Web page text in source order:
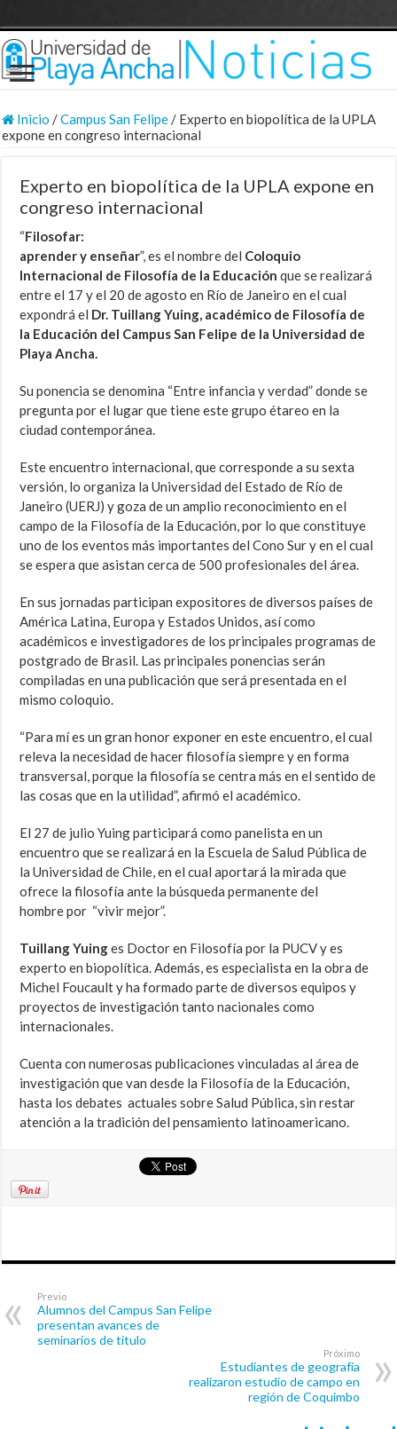
Inicio /Campus San Felipe/ Experto en biopolítica de la UPLA
expone en congreso internacional
Experto en biopolítica de la UPLA expone en
congreso internacional
“Filosofar:
aprender y enseñar”, es el nombre del Coloquio
Internacional de Filosofía de la Educación que se realizará
entre el 17 y el 20 de agosto en Río de Janeiro en el cual
expondrá el Dr. Tuillang Yuing, académico de Filosofía de
la Educación del Campus San Felipe de la Universidad de
Playa Ancha.
Su ponencia se denomina “Entre infancia y verdad” donde se
pregunta por el lugar que tiene este grupo étareo en la
ciudad contemporánea.
Este encuentro internacional, que corresponde a su sexta
versión, lo organiza la Universidad del Estado de Río de
Janeiro (UERJ) y goza de un amplio reconocimiento en el
campo de la Filosofía de la Educación, por lo que constituye
uno de los eventos más importantes del Cono Sur y en el cual
se espera que asistan cerca de 500 profesionales del área.
En sus jornadas participan expositores de diversos países de
América Latina, Europa y Estados Unidos, así como
académicos e investigadores de los principales programas de
postgrado de Brasil. Las principales ponencias serán
compiladas en una publicación que será presentada en el
mismo coloquio.
“Para mí es un gran honor exponer en este encuentro, el cual
releva la necesidad de hacer filosofía siempre y en forma
transversal, porque la filosofía se centra más en el sentido de
las cosas que en la utilidad”, afirmó el académico.
El 27 de julio Yuing participará como panelista en un
encuentro que se realizará en la Escuela de Salud Pública de
la Universidad de Chile, en el cual aportará la mirada que
ofrece la filosofía ante la búsqueda permanente del
hombre por “vivir mejor”.
Tuillang Yuinges Doctor en Filosofía por la PUCV y es
experto en biopolítica. Además, es especialista en la obra de
Michel Foucault y ha formado parte de diversos equipos y
proyectos de investigación tanto nacionales como
internacionales.
Cuenta con numerosas publicaciones vinculadas al área de
investigación que van desde la Filosofía de la Educación,
hasta los debates actuales sobre Salud Pública, sin restar
atención a la tradición del pensamiento latinoamericano.
Previo
Alumnos del Campus San Felipe
presentan avances de
seminarios de título
Próximo
Estudiantes de geografía
realizaron estudio de campo en
región de Coquimbo